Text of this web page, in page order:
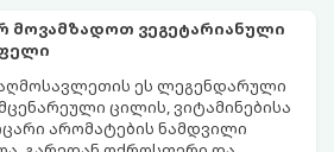
მოვამზადოთ ვეგეტარიანული
ეს ლეგენდარული
ცილის, ვიტამინებისა
არომატების ნამდვილი